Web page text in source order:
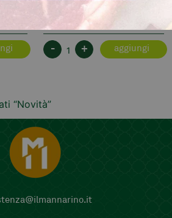
8,50
- + aggiungi
“Novità”